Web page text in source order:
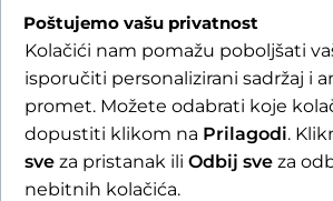
Due to our annual holiday from 1
16 August 2026, all orders
2026 will be processed and
week following our
By completing your order, you
are aware of the possible
Poštujemo vašu privatnost
Kolačići nam pomažu poboljšati
isporučiti personalizirani sadržaj i
promet. Možete odabrati koje
dopustiti klikom na Prilagodi.
sve za pristanak ili Odbij sve za
nebitnih kolačića.